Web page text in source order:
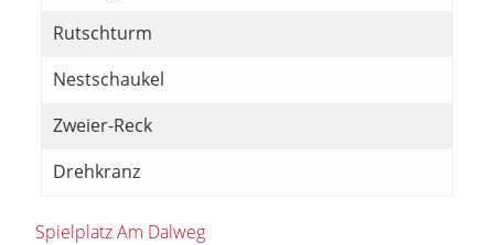
Rutschturm
Nestschaukel
Zweier-Reck
Drehkranz
Spielplatz Am Dalweg